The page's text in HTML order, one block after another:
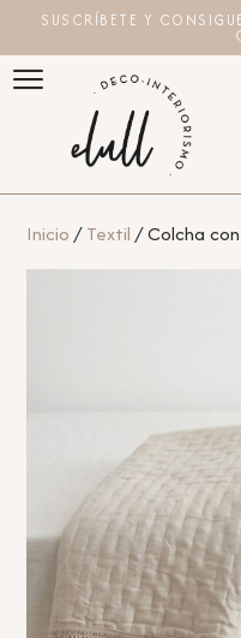
SUSCRÍBETE Y
Inicio/Textil/ Colcha